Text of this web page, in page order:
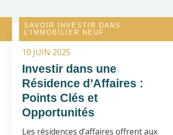
SAVOIR INVESTIR DANS
L'IMMOBILIER NEUF
10 JUIN 2025
Investir dans une
Résidence d’Affaires :
Points Clés et
Opportunités
Les résidences d’affaires offrent aux